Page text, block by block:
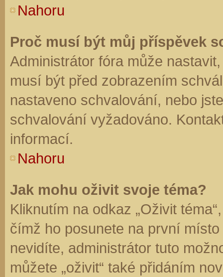
Nahoru
Proč musí být můj příspěvek
Administrátor fóra může
musí být před zobrazením
nastaveno schvalování, nebo
schvalování vyžadováno.
informací.
Nahoru
Jak mohu oživit svoje téma?
Kliknutím na odkaz „Oživit
čímž ho posunete na první
nevidíte, administrátor tuto
můžete „oživit“ také přidáním